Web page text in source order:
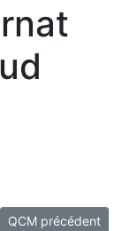
QCM précédent